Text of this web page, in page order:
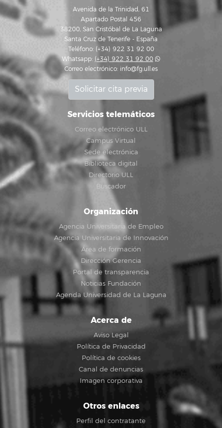
Avenida de la Trinidad, 61
Apartado Postal 456
38200, San Cristóbal de La Laguna
Santa Cruz de Tenerife - España
Teléfono: (+34) 922 31 92 00
Whatsapp: (+34) 922 31 92 00
Correo electrónico: info@fg.ull.es
Solicitar cita previa
Servicios telemáticos
Correo electrónico ULL
Campus Virtual
Sede electrónica
Biblioteca digital
Directorio ULL
Buscador
Organización
Agencia Universitaria de Empleo
Agencia Universitaria de Innovación
Área de formación
Dirección Gerencia
Portal de transparencia
Noticias Fundación
Agenda Universidad de La Laguna
Acerca de
Aviso Legal
Política de Privacidad
Política de cookies
Canal de denuncias
Imagen corporativa
Otros enlaces
Perfil del contratante